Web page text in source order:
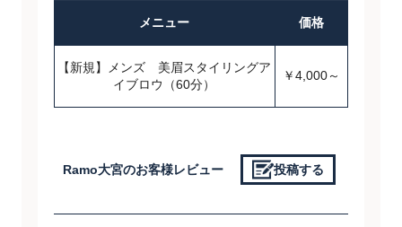
メニュー 価格
【新規】メンズ 美眉スタイリングア
イブロウ（60分）
￥4,000～
Ramo大宮のお客様レビュー 投稿する